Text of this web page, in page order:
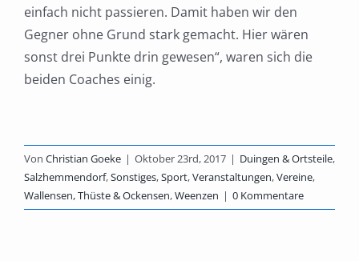
einfach nicht passieren. Damit haben wir den
Gegner ohne Grund stark gemacht. Hier wären
sonst drei Punkte drin gewesen“, waren sich die
beiden Coaches einig.
Von Christian Goeke | Oktober 23rd, 2017 | Duingen & Ortsteile,
Salzhemmendorf,Sonstiges,Sport,Veranstaltungen,Vereine,
Wallensen, Thüste & Ockensen,Weenzen | 0 Kommentare